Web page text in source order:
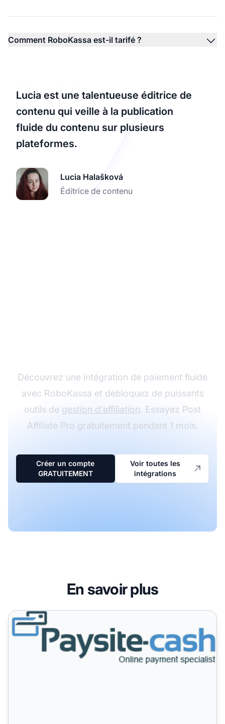
Comment RoboKassa est-il tarifé ?
Lucia est une talentueuse éditrice de
contenu qui veille à la publication
fluide du contenu sur plusieurs
plateformes.
Lucia Halašková
Éditrice de contenu
Découvrez une intégration de paiement fluide
avec RoboKassa et débloquez de puissants
outils de gestion d'affiliation. Essayez Post
Affiliate Pro gratuitement pendant 1 mois.
Créer un compte
GRATUITEMENT
Voir toutes les
intégrations
En savoir plus
Paysite Cash